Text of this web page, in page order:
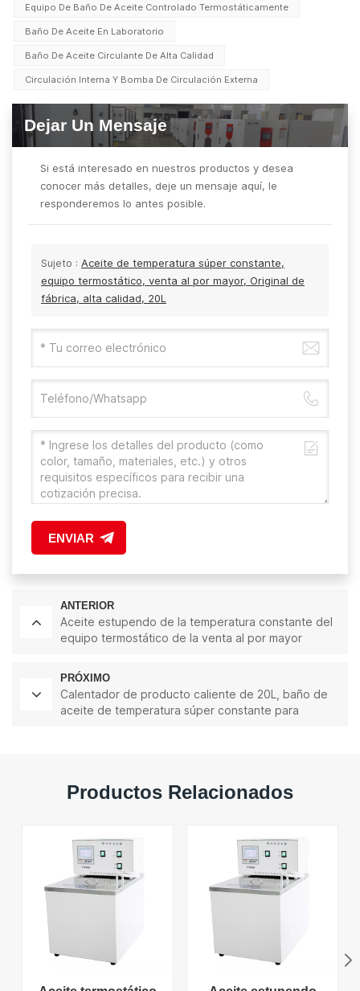
Equipo De Baño De Aceite Controlado Termostáticamente
Baño De Aceite En Laboratorio
Baño De Aceite Circulante De Alta Calidad
Circulación Interna Y Bomba De Circulación Externa
Dejar Un Mensaje
Si está interesado en nuestros productos y desea
conocer más detalles, deje un mensaje aquí, le
responderemos lo antes posible.
Sujeto : Aceite de temperatura súper constante,
equipo termostático, venta al por mayor, Original de
fábrica, alta calidad, 20L
ENVIAR
ANTERIOR
Aceite estupendo de la temperatura constante del
equipo termostático de la venta al por mayor
PRÓXIMO
Calentador de producto caliente de 20L, baño de
aceite de temperatura súper constante para
Productos Relacionados